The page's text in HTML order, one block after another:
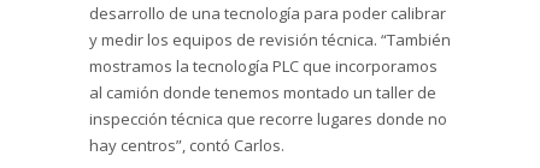
desarrollo de una tecnología para poder calibrar
y medir los equipos de revisión técnica. “También
mostramos la tecnología PLC que incorporamos
al camión donde tenemos montado un taller de
inspección técnica que recorre lugares donde no
hay centros”, contó Carlos.